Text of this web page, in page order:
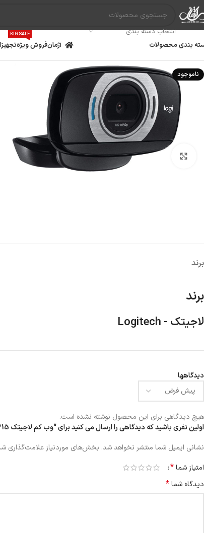
انتخاب دسته بندی
بندی محصولات آژمانفروش ویژه
BIG SALE
ناموجود
بزرگنمایی تصویر
برند
برند
لاجیتک - Logitech
دیدگاهها
هیچ دیدگاهی برای این محصول نوشته نشده است.
اولین نفری باشید که دیدگاهی را ارسال می کنید برای “وب کم لاجیتک C615”
نشانی ایمیل شما منتشر نخواهد شد. بخش‌های موردنیاز علامت‌گذاری
امتیاز شما*
دیدگاه شما*